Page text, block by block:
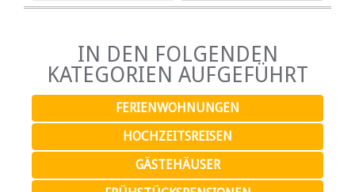
IN DEN FOLGENDEN
KATEGORIEN AUFGEFÜHRT
FERIENWOHNUNGEN
HOCHZEITSREISEN
GÄSTEHÄUSER